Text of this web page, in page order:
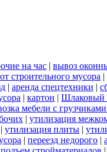
на час | вывоз
строительного мусора |
| аренда спецтехники |
| картон | Шлаковый
мебели с
| утилизация
| утилизация плиты |
| переезд недорого |